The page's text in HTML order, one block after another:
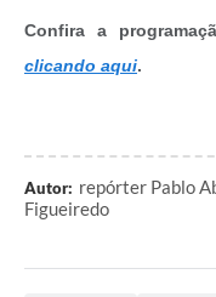
Confira a
clicando aqui.
Autor: repórter Pablo
Figueiredo